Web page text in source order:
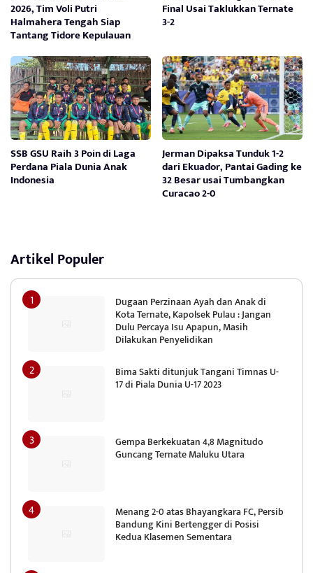
2026, Tim Voli Putri
Halmahera Tengah Siap
Tantang Tidore Kepulauan
Final Usai Taklukkan Ternate
3-2
SSB GSU Raih 3 Poin di Laga
Perdana Piala Dunia Anak
Indonesia
Jerman Dipaksa Tunduk 1-2
dari Ekuador, Pantai Gading ke
32 Besar usai Tumbangkan
Curacao 2-0
Artikel Populer
Dugaan Perzinaan Ayah dan Anak di
Kota Ternate, Kapolsek Pulau : Jangan
Dulu Percaya Isu Apapun, Masih
Dilakukan Penyelidikan
Bima Sakti ditunjuk Tangani Timnas U-
17 di Piala Dunia U-17 2023
Gempa Berkekuatan 4,8 Magnitudo
Guncang Ternate Maluku Utara
Menang 2-0 atas Bhayangkara FC, Persib
Bandung Kini Bertengger di Posisi
Kedua Klasemen Sementara